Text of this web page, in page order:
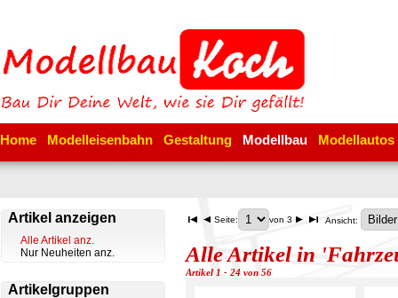
Home Modelleisenbahn Gestaltung Modellbau Modellautos
Artikel anzeigen
Alle Artikel anz.
Nur Neuheiten anz.
Artikelgruppen
Seite: von 3 Ansicht:
Alle Artikel in
Artikel 1 - 24 von 56